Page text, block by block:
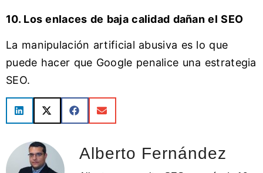
10. Los enlaces de baja calidad dañan el SEO
La manipulación artificial abusiva es lo que
puede hacer que Google penalice una estrategia
SEO.
Alberto Fernández